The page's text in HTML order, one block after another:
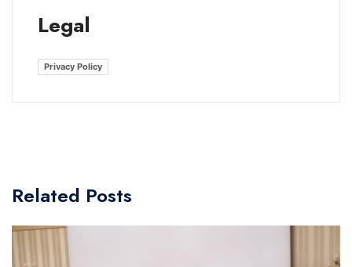
Legal
Privacy Policy
Related Posts